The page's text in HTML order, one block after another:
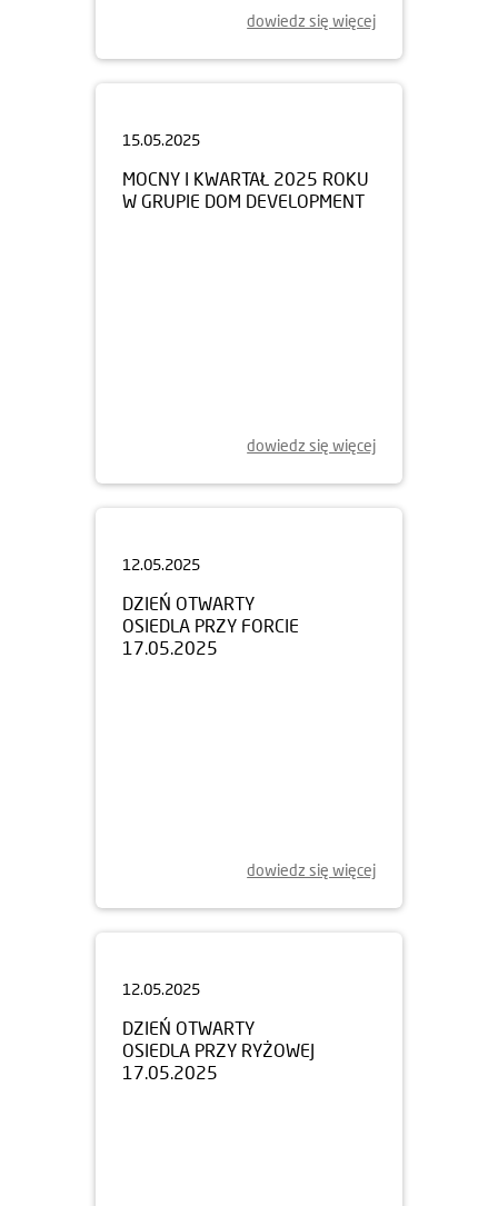
dowiedz się więcej
MOCNY I KWARTAŁ 2025 ROKU
W GRUPIE DOM DEVELOPMENT
dowiedz się więcej
DZIEŃ OTWARTY
OSIEDLA PRZY FORCIE
17.05.2025
dowiedz się więcej
DZIEŃ OTWARTY
OSIEDLA PRZY RYŻOWEJ
17.05.2025